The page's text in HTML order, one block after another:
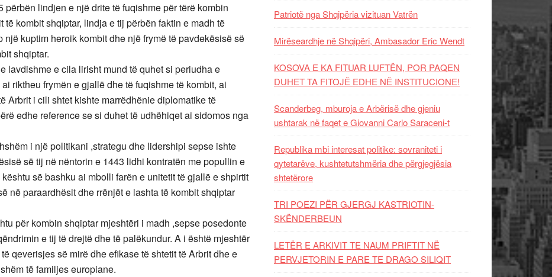
lindjen e një drite të fuqishme për tërë kombin
kombit shqiptar, lindja e tij përbën faktin e madh të
kuptim heroik kombit dhe një frymë të pavdekësisë së
shqiptar.
lavdishme e cila lirisht mund të quhet si periudha e
riktheu frymën e gjallë dhe të fuqishme të kombit, ai
Arbrit i cili shtet kishte marrëdhënie diplomatike të
edhe reference se si duhet të udhëhiqet ai sidomos nga
i një politikani ,strategu dhe lidershipi sepse ishte
së tij në nëntorin e 1443 lidhi kontratën me popullin e
së bashku ai mbolli farën e unitetit të gjallë e shpirtit
në paraardhësit dhe rrënjët e lashta të kombit shqiptar
për kombin shqiptar mjeshtëri i madh ,sepse posedonte
e tij të drejtë dhe të palëkundur. A i është mjeshtër
qeverisjes së mirë dhe efikase të shtetit të Arbrit dhe e
të familjes europiane.
Patriotë nga Shqipëria vizituan Vatrën
Mirëseardhje në Shqipëri, Ambasador Eric Wendt
KOSOVA E KA FITUAR LUFTËN, POR PAQEN
DUHET TA FITOJË EDHE NË INSTITUCIONE!
Scanderbeg, mburoja e Arbërisë dhe gjeniu
ushtarak në faqet e Giovanni Carlo Saraceni-t
Republika mbi interesat politike: sovraniteti i
qytetarëve, kushtetutshmëria dhe përgjegjësia
shtetërore
TRI POEZI PËR GJERGJ KASTRIOTIN-
SKËNDERBEUN
LETËR E ARKIVIT TE NAUM PRIFTIT NË
PERVJETORIN E PARE TE DRAGO SILIQIT